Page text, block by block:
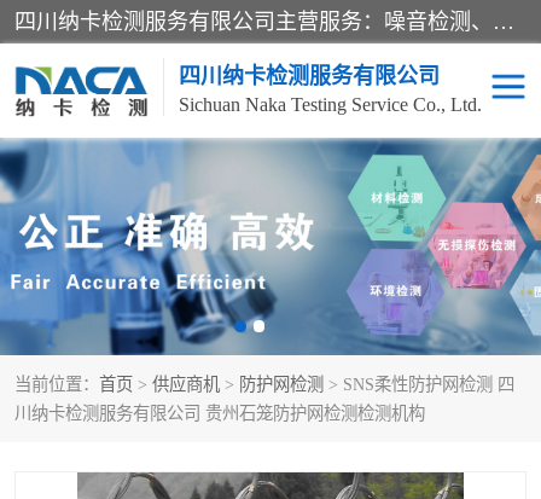
四川纳卡检测服务有限公司主营服务：噪音检测、灯光检测、防护网检测、磁性检测、无损检测、燃烧等级检测；本着严谨、规范的态度严格执行国家现行标准、规范及规程，奉行“科学公正、准确、持续改进、诚信服务”的企业价值和“科学、信誉、服务”的企业宗旨，竭诚为广大客户服务。
四川纳卡检测服务有限公司
Sichuan Naka Testing Service Co., Ltd.
当前位置： 首页 > 供应商机 > 防护网检测 > SNS柔性防护网检测 四
川纳卡检测服务有限公司 贵州石笼防护网检测检测机构
噪音检测 灯光检测
防护网检测 磁性检测
无损检测 燃烧等级检测
可靠性检测 产品检测